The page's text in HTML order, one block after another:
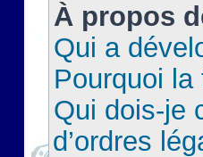
À propos
Qui a
Pourquoi la
Qui dois-je
d’ordres